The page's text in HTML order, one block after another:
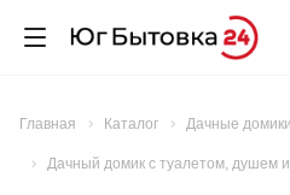
Главная Каталог Дачные домики
Дачный домик с туалетом, душем